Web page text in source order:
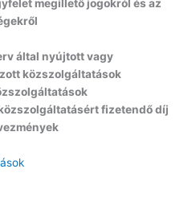
megillető jogokról és az
által nyújtott vagy
közszolgáltatások
fizetendő díj